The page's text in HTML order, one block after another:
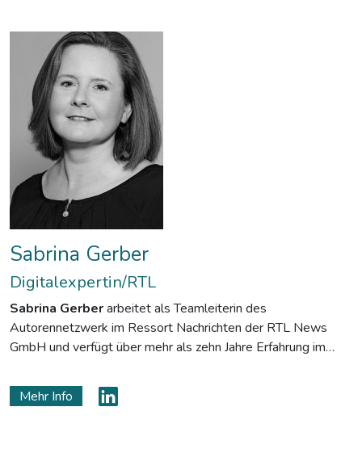
Sabrina Gerber
Digitalexpertin/RTL
Sabrina Gerberarbeitet als Teamleiterin des
Autorennetzwerk im Ressort Nachrichten der RTL News
GmbH und verfügt über mehr als zehn Jahre Erfahrung im
Zuletzt wirkte Sie an der crossmedialen Ausrichtung des
Ressorts mit und führte die TV- und Onlinewelt zusammen.
Mehr Info